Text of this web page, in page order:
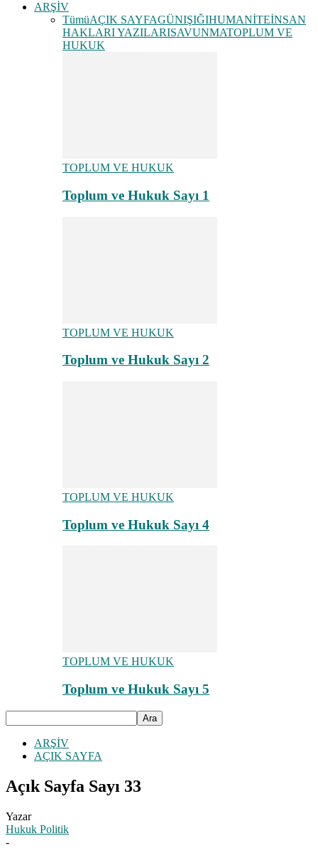
ARŞİV
TümüAÇIK SAYFAGÜNIŞIĞIHUMANİTEİNSAN
HAKLARI YAZILARISAVUNMATOPLUM VE
HUKUK
TOPLUM VE HUKUK
Toplum ve Hukuk Sayı 1
TOPLUM VE HUKUK
Toplum ve Hukuk Sayı 2
TOPLUM VE HUKUK
Toplum ve Hukuk Sayı 4
TOPLUM VE HUKUK
Toplum ve Hukuk Sayı 5
ARŞİV
AÇIK SAYFA
Açık Sayfa Sayı 33
Yazar
Hukuk Politik
-